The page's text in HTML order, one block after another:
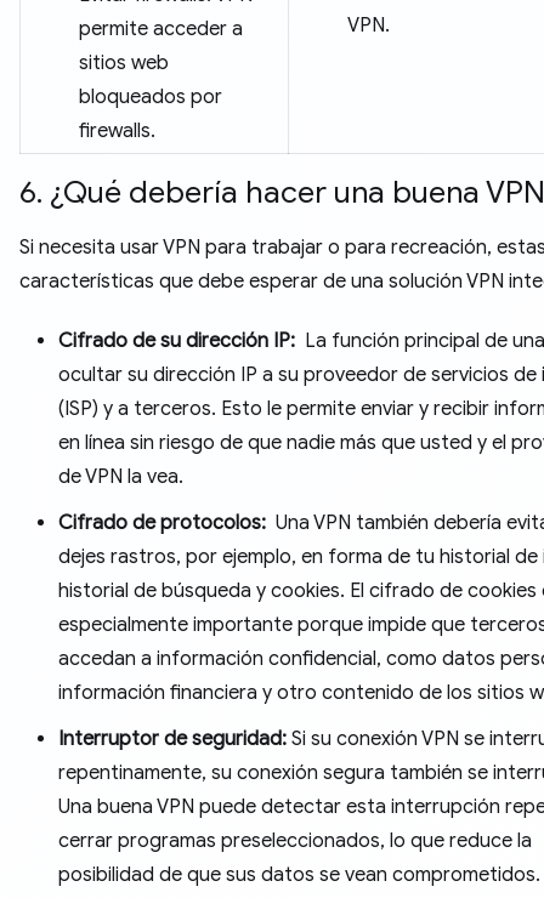
permite acceder a
sitios web
bloqueados por
firewalls.
VPN.
6. ¿Qué debería hacer una buena
Si necesita usar VPN para trabajar o para recreación,
características que debe esperar de una solución VPN
Cifrado de su dirección IP: La función principal de
ocultar su dirección IP a su proveedor de servicios
(ISP) y a terceros. Esto le permite enviar y recibir
en línea sin riesgo de que nadie más que usted y el
de VPN la vea.
Cifrado de protocolos: Una VPN también debería
dejes rastros, por ejemplo, en forma de tu historial
historial de búsqueda y cookies. El cifrado de cookies
especialmente importante porque impide que
accedan a información confidencial, como datos
información financiera y otro contenido de los sitios
Interruptor de seguridad: Si su conexión VPN se
repentinamente, su conexión segura también se
Una buena VPN puede detectar esta interrupción
cerrar programas preseleccionados, lo que reduce la
posibilidad de que sus datos se vean comprometidos.